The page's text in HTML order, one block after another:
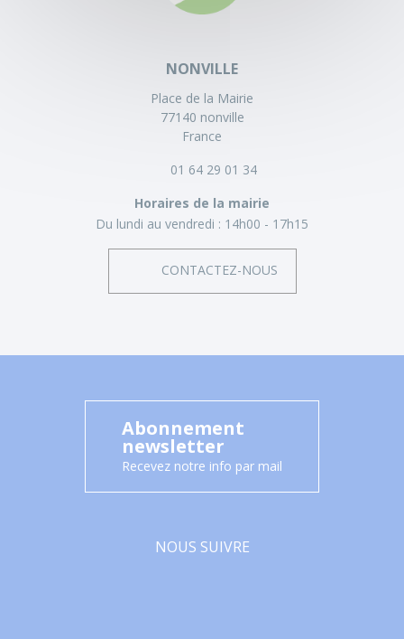
NONVILLE
Place de la Mairie
77140 nonville
France
01 64 29 01 34
Horaires de la mairie
Du lundi au vendredi : 14h00 - 17h15
CONTACTEZ-NOUS
Abonnement
newsletter
Recevez notre info par mail
NOUS SUIVRE